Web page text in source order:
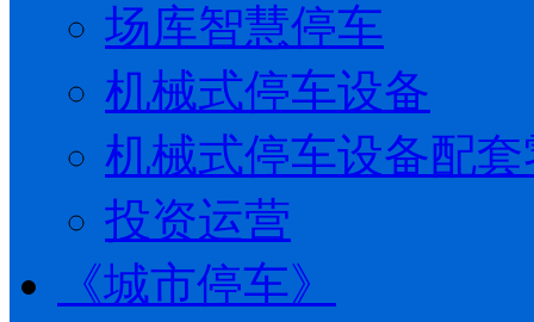
场库智慧停车
机械式停车设备
机械式停车设备配
投资运营
《城市停车》